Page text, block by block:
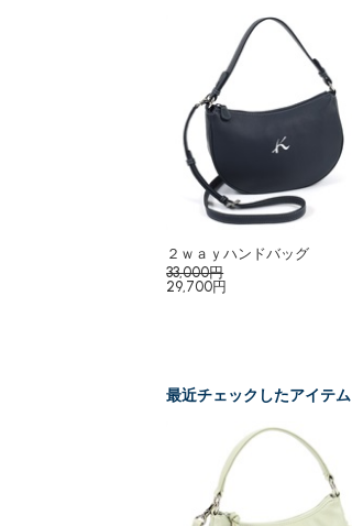
２ｗａｙハンドバッグ
33,000円
29,700円
最近チェックしたアイテム